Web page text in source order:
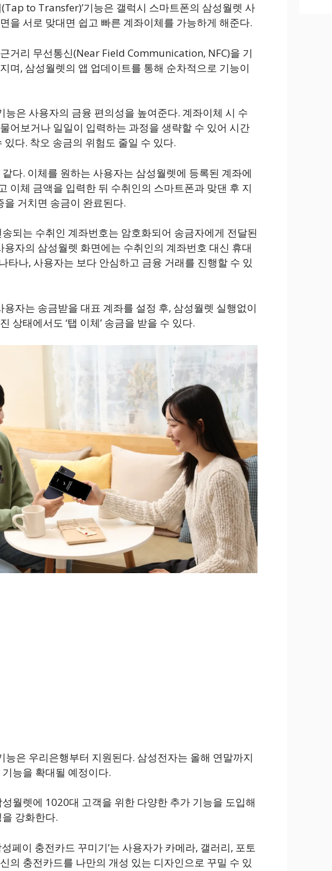
(Tap to Transfer)’기능은 갤럭시 스마트폰의 삼성월렛 사
을 서로 맞대면 쉽고 빠른 계좌이체를 가능하게 해준다.
거리 무선통신(Near Field Communication, NFC)을 기
며, 삼성월렛의 앱 업데이트를 통해 순차적으로 기능이
능은 사용자의 금융 편의성을 높여준다. 계좌이체 시 수
어보거나 일일이 입력하는 과정을 생략할 수 있어 시간
있다. 착오 송금의 위험도 줄일 수 있다.
다. 이체를 원하는 사용자는 삼성월렛에 등록된 계좌에
이체 금액을 입력한 뒤 수취인의 스마트폰과 맞댄 후 지
을 거치면 송금이 완료된다.
되는 수취인 계좌번호는 암호화되어 송금자에게 전달된
용자의 삼성월렛 화면에는 수취인의 계좌번호 대신 휴대
타나, 사용자는 보다 안심하고 금융 거래를 진행할 수 있
용자는 송금받을 대표 계좌를 설정 후, 삼성월렛 실행없이
상태에서도 ‘탭 이체’ 송금을 받을 수 있다.
능은 우리은행부터 지원된다. 삼성전자는 올해 연말까지
능을 확대될 예정이다.
월렛에 1020대 고객을 위한 다양한 추가 기능을 도입해
강화한다.
페이 충전카드 꾸미기’는 사용자가 카메라, 갤러리, 포토
의 충전카드를 나만의 개성 있는 디자인으로 꾸밀 수 있